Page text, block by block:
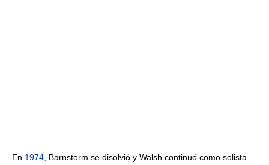
En 1974 , Barnstorm se disolvió y Walsh continuó como solista.